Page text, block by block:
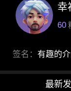
幸
60
签名： 有趣的
最新